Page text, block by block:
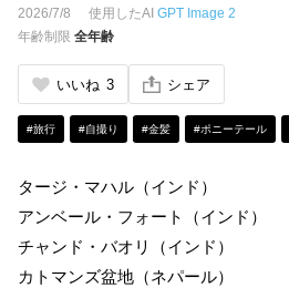
2026/7/8 使用したAI GPT Image 2
年齢制限 全年齢
いいね 3 シェア
#旅行 #自撮り #金髪 #ポニーテール
タージ・マハル（インド）
アンベール・フォート（インド）
チャンド・バオリ（インド）
カトマンズ盆地（ネパール）